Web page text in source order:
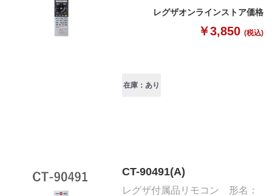
レグザオンラインストア価格
￥3,850 (税込)
在庫：あり
CT-90491(A)
レグザ付属品リモコン 形名：